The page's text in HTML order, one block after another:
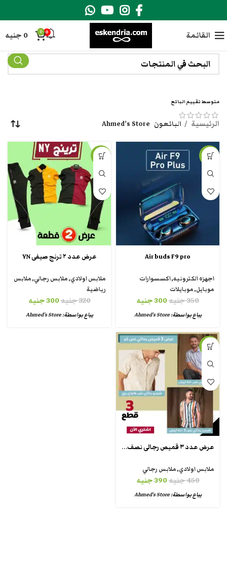
القائمة 0
0
0 جنيه
متوسط تقييم البائع
الرئيسية البائعون Ahmed's Store
-14%
Air buds F9 pro
اجهزه الكترونيه,اكسسوارات
موبايل,موبايلات
350جنيه300جنيه
يباع بواسطة:Ahmed's Store
-6%
عرض عدد ٢ ترنج صيفى YN
ملابس اولادي,ملابس رجالي,ملابس
رياضية
320جنيه300جنيه
يباع بواسطة:Ahmed's Store
-13%
عرض عدد ٣ قميص رجالى نصف كم
ملابس اولادي,ملابس رجالي
450جنيه390جنيه
يباع بواسطة:Ahmed's Store